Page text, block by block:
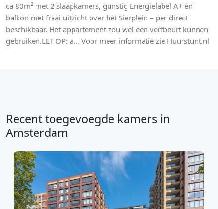
ca 80m² met 2 slaapkamers, gunstig Energielabel A+ en
balkon met fraai uitzicht over het Sierplein – per direct
beschikbaar. Het appartement zou wel een verfbeurt kunnen
gebruiken.LET OP: a... Voor meer informatie zie Huurstunt.nl
Recent toegevoegde kamers in
Amsterdam